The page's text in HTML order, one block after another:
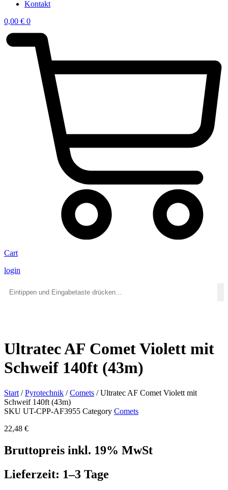
Kontakt
0,00 € 0
Cart
login
Ultratec AF Comet Violett mit
Schweif 140ft (43m)
Start /Pyrotechnik /Comets / Ultratec AF Comet Violett mit
Schweif 140ft (43m)
SKU UT-CPP-AF3955 Category Comets
22,48 €
Bruttopreis inkl. 19% MwSt
Lieferzeit: 1–3 Tage